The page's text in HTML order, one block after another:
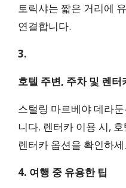
토릭샤는 짧은 거리에
연결합니다.
3.
호텔 주변, 주차 및 렌터
스털링 마르베야 데라
니다. 렌터카 이용 시,
렌터카 옵션을 확인하세
4. 여행 중 유용한 팁